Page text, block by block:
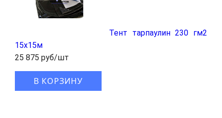
Тент тарпаулин 230 гм2
15x15м
25 875 руб/шт
В КОРЗИНУ